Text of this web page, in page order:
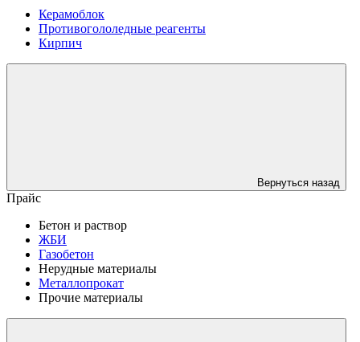
Керамоблок
Противогололедные реагенты
Кирпич
Вернуться назад
Прайс
Бетон и раствор
ЖБИ
Газобетон
Нерудные материалы
Металлопрокат
Прочие материалы